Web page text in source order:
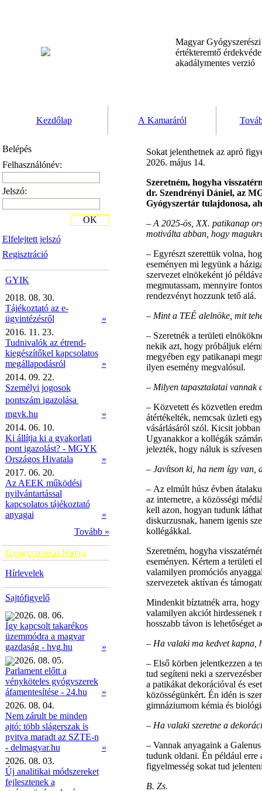
Magyar
értékteremtő
akadálymentes verzió
Kezdőlap A Kamaráról
Belépés
Felhasználónév:
Jelszó:
Elfelejtett jelszó
Regisztráció
OK
GYIK
2018. 08. 30.
Tájékoztató az e-
ügyintézésről
»
2016. 11. 23.
Tudnivalók az étrend-
kiegészítőkel kapcsolatos
megállapodásról
»
2014. 09. 22.
Személyi jogosok
pontszám igazolása 
mgyk.hu
»
2014. 06. 10.
Ki állítja ki a gyakorlati
pont igazolást? - MGYK
Országos Hivatala
»
2017. 06. 20.
Az AEEK működési
nyilvántartással
kapcsolatos tájékoztató
anyagai
»
Tovább »
Gyógyszerészi Hírlap
Hírlevelek
Sajtófigyelő
2026. 08. 06.
Így kapcsolt takarékos
üzemmódra a magyar
gazdaság - hvg.hu
»
2026. 08. 05.
Parlament előtt a
vényköteles gyógyszerek
áfamentesítése - 24.hu
»
2026. 08. 04.
Nem zárult be minden
ajtó: több slágerszak is
nyitva maradt az SZTE-n
- delmagyar.hu
»
2026. 08. 03.
Új analitikai módszereket
fejlesztenek a
Sokat jelenthetnek az apró
2026. május 14.
Szeretném, hogyha
dr. Szendrényi Dániel, az
Gyógyszertár tulajdonosa,
– A 2025-ös, XX. patikanap
motiválta abban, hogy
– Egyrészt szerettük volna,
eseményen mi legyünk a
szervezet elnökeként jó
megmutassam, mennyire
rendezvényt hozzunk tető alá.
– Mint a TEÉ alelnöke, mit
– Szeretnék a területi
nekik azt, hogy próbáljuk
megyében egy patikanapi
ilyen esemény megvalósul.
– Milyen tapasztalatai vannak
– Közvetett és közvetlen
átértékelték, nemcsak üzleti
vásárlásáról szól. Kicsit
Ugyanakkor a kollégák
jelezték, hogy náluk is
– Javítson ki, ha nem így van,
– Az elmúlt húsz évben
az internetre, a közösségi
kell azon, hogyan tudunk
diskurzusnak, hanem igenis
kollégákkal.
Szeretném, hogyha
eseményen. Kértem a területi
valamilyen promóciós
szervezetek aktívan és
Mindenkit bíztatnék arra, hogy
valamilyen akciót hirdessenek
hosszabb távon is lehetőséget
– Ha valaki ma kedvet kapna,
– Első körben jelentkezzen a
tud segíteni neki a
a patikákat dekorációval és
közösségünkért. Én idén is
gimnáziumom kémia és
– Ha valaki szeretne a
– Vannak anyagaink a
tudunk oldani. Én például erre
figyelmesség sokat tud
B. Zs.